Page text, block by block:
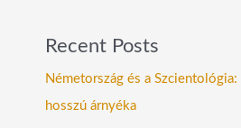
Recent Posts
Németország és a
hosszú árnyéka